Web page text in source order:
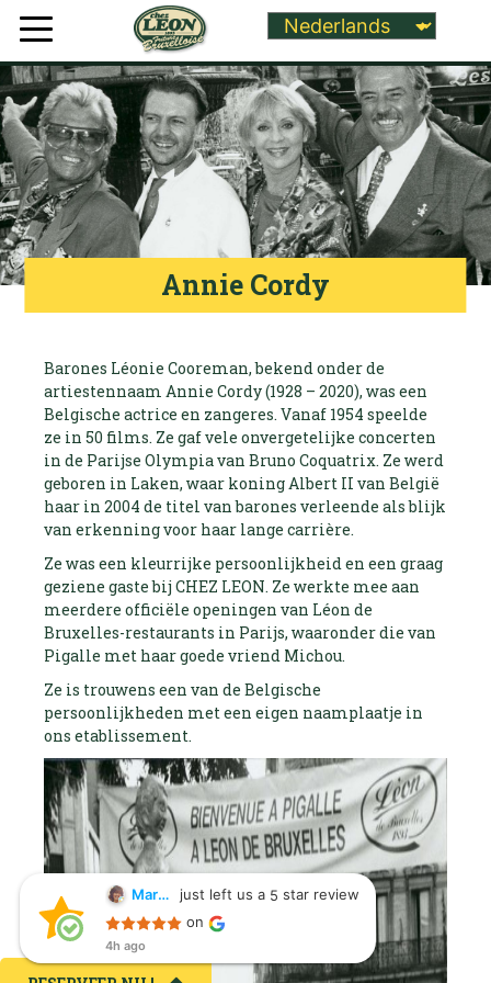
Annie Cordy
Barones Léonie Cooreman, bekend onder de
artiestennaam Annie Cordy (1928 – 2020), was een
Belgische actrice en zangeres. Vanaf 1954 speelde
ze in 50 films. Ze gaf vele onvergetelijke concerten
in de Parijse Olympia van Bruno Coquatrix. Ze werd
geboren in Laken, waar koning Albert II van België
haar in 2004 de titel van barones verleende als blijk
van erkenning voor haar lange carrière.
Ze was een kleurrijke persoonlijkheid en een graag
geziene gaste bij CHEZ LEON. Ze werkte mee aan
meerdere officiële openingen van Léon de
Bruxelles-restaurants in Parijs, waaronder die van
Pigalle met haar goede vriend Michou.
Ze is trouwens een van de Belgische
persoonlijkheden met een eigen naamplaatje in
ons etablissement.
Margarita Cabanelas just left us a 5 star review
on
4h ago
Margarita Cabanelas
4h ago